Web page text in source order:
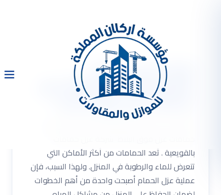
شركة عزل حمامات
حمامات عزل فوق البلاط
بالقويعية . تُعد الحمامات من أكثر الأماكن التي
تتعرض للماء والرطوبة في المنزل. ولهذا السبب، فإن
عملية عزل الحمام أصبحت واحدة من أهم الخطوات